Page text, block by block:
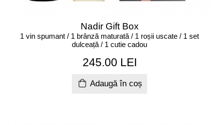
Nadir Gift Box
1 vin spumant / 1 brânză maturată / 1 roșii uscate / 1 set
dulceață / 1 cutie cadou
245.00 LEI
Adaugă în coș